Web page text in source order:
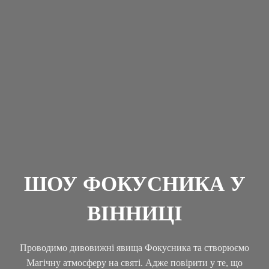
ШОУ ФОКУСНИКА У
ВІННИЦІ
Проводимо дивовижні явища Фокусника та створюємо
Магічну атмосферу на святі. Адже повірити у те, що